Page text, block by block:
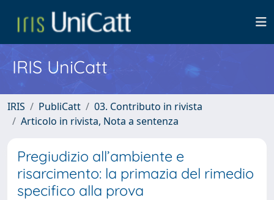
IRIS UniCatt
IRIS PubliCatt
03. Contributo in rivista
Articolo in rivista, Nota a sentenza
Pregiudizio all’ambiente e
risarcimento: la primazia del rimedio
specifico alla prova